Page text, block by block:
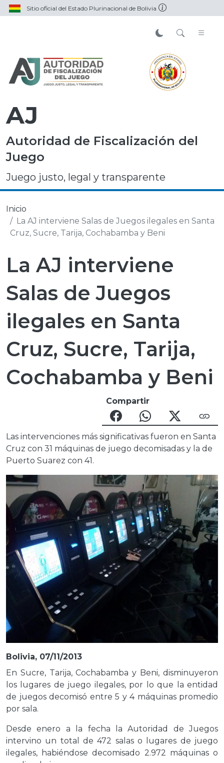
Sitio oficial del Estado Plurinacional de Bolivia
AJ
Autoridad de Fiscalización del
Juego
Juego justo, legal y transparente
Inicio
La AJ interviene Salas de Juegos ilegales en Santa
Cruz, Sucre, Tarija, Cochabamba y Beni
La AJ interviene
Salas de Juegos
ilegales en Santa
Cruz, Sucre, Tarija,
Cochabamba y Beni
Compartir
Las intervenciones más significativas fueron en Santa
Cruz con 31 máquinas de juego decomisadas y la de
Puerto Suarez con 41.
Bolivia, 07/11/2013
En Sucre, Tarija, Cochabamba y Beni, disminuyeron
los lugares de juego ilegales, por lo que la entidad
de juegos decomisó entre 5 y 4 máquinas promedio
por sala.
Desde enero a la fecha la Autoridad de Juegos
intervino un total de 472 salas o lugares de juego
ilegales, habiéndose decomisado 2.972 máquinas o